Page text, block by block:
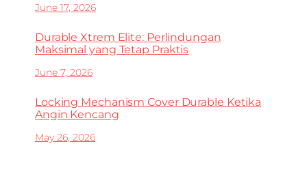
June 17, 2026
Durable Xtrem Elite: Perlindungan
Maksimal yang Tetap Praktis
June 7, 2026
Locking Mechanism Cover Durable Ketika
Angin Kencang
May 26, 2026